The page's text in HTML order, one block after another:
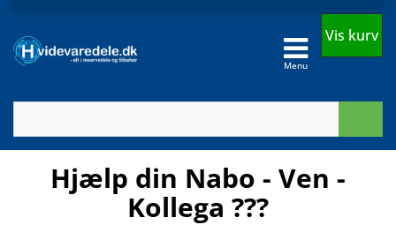
Menu
Vis kurv
Hjælp din Nabo - Ven -
Kollega ???